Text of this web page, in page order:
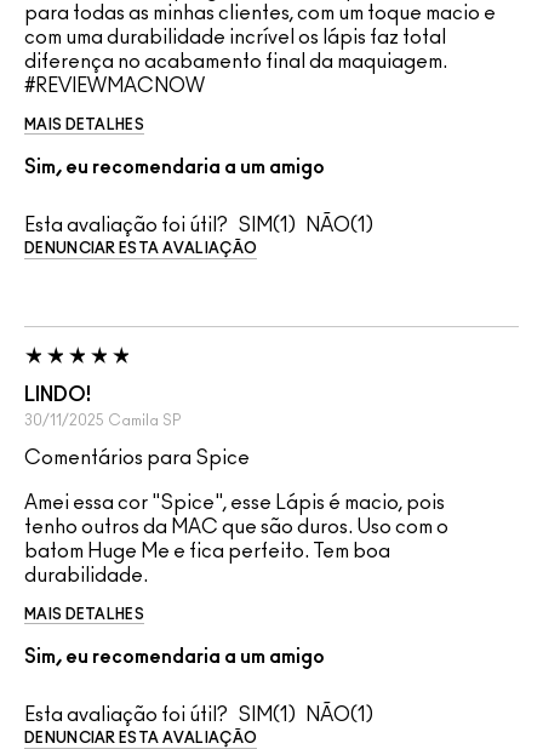
para todas as minhas clientes, com um toque macio e
com uma durabilidade incrível os lápis faz total
diferença no acabamento final da maquiagem.
#REVIEWMACNOW
MAIS DETALHES
Sim, eu recomendaria a um amigo
Esta avaliação foi útil? 1 1
DENUNCIAR ESTA AVALIAÇÃO
LINDO!
30/11/2025 Camila SP
Comentários para Spice
Amei essa cor "Spice", esse Lápis é macio, pois
tenho outros da MAC que são duros. Uso com o
batom Huge Me e fica perfeito. Tem boa
durabilidade.
MAIS DETALHES
Sim, eu recomendaria a um amigo
Esta avaliação foi útil? 1 1
DENUNCIAR ESTA AVALIAÇÃO